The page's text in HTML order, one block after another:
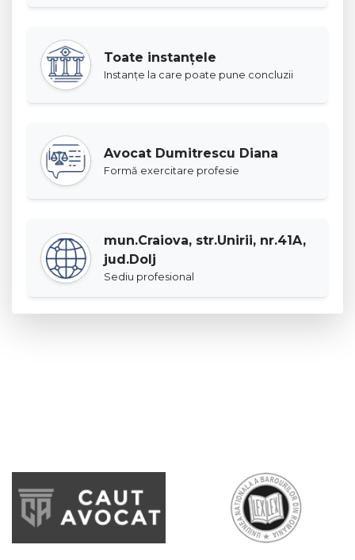
Toate instanţele
Instanţe la care poate pune concluzii
Avocat Dumitrescu Diana
Formă exercitare profesie
mun.Craiova, str.Unirii, nr.41A,
jud.Dolj
Sediu profesional